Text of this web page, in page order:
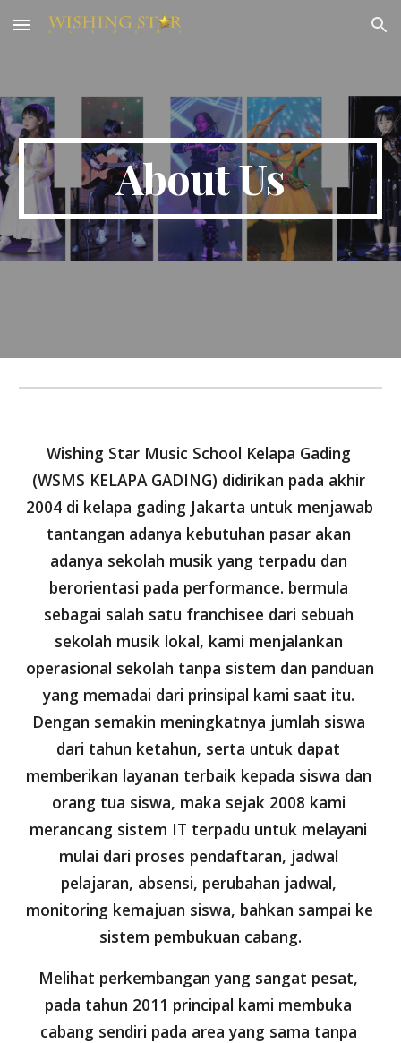
Skip to main content Skip to navigation
About Us
Wishing Star Music School Kelapa Gading
(WSMS KELAPA GADING) didirikan pada akhir
2004 di kelapa gading Jakarta untuk menjawab
tantangan adanya kebutuhan pasar akan
adanya sekolah musik yang terpadu dan
berorientasi pada performance. bermula
sebagai salah satu franchisee dari sebuah
sekolah musik lokal, kami menjalankan
operasional sekolah tanpa sistem dan panduan
yang memadai dari prinsipal kami saat itu.
Dengan semakin meningkatnya jumlah siswa
dari tahun ketahun, serta untuk dapat
memberikan layanan terbaik kepada siswa dan
orang tua siswa, maka sejak 2008 kami
merancang sistem IT terpadu untuk melayani
mulai dari proses pendaftaran, jadwal
pelajaran, absensi, perubahan jadwal,
monitoring kemajuan siswa, bahkan sampai ke
sistem pembukuan cabang.
Melihat perkembangan yang sangat pesat,
pada tahun 2011 principal kami membuka
cabang sendiri pada area yang sama tanpa